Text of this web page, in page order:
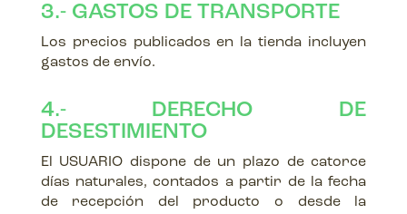
3.- GASTOS DE TRANSPORTE
Los precios publicados en la tienda incluyen
gastos de envío.
4.- DERECHO DE
DESESTIMIENTO
El USUARIO dispone de un plazo de catorce
días naturales, contados a partir de la fecha
de recepción del producto o desde la